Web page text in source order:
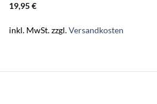
19,95€
inkl. MwSt.zzgl.Versandkosten